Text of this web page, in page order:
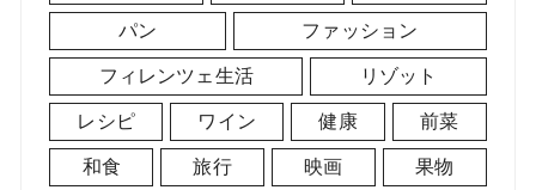
パン
ファッション
フィレンツェ生活
リゾット
レシピ
ワイン 健康
前菜
和食
旅行 映画
果物